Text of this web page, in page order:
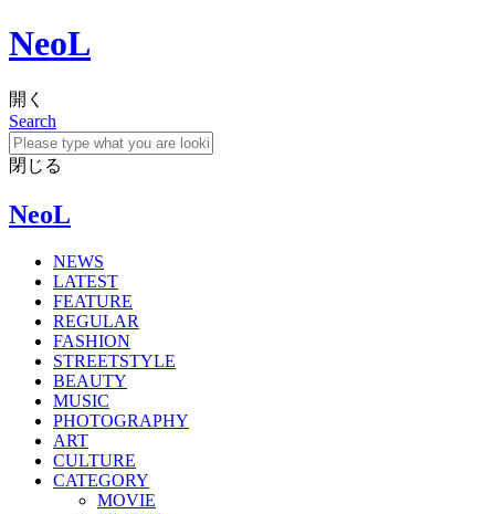
NeoL
開く
Search
閉じる
NeoL
NEWS
LATEST
FEATURE
REGULAR
FASHION
STREETSTYLE
BEAUTY
MUSIC
PHOTOGRAPHY
ART
CULTURE
CATEGORY
MOVIE